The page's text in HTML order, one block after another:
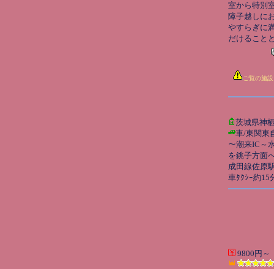
室から特別
障子越しに
やすらぎに
だけること
ご覧の施
茨城県神
車/東関東
～潮来IC～
を銚子方面
成田線佐原
車ﾀｸｼｰ約15
9800円～